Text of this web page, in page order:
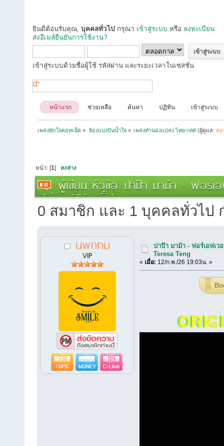
ยินดีต้อนรับคุณ, บุคคลทั่วไป กรุณา เข้าสู่ระบบ หรือ ลงทะเบียน
ส่งอีเมล์ยืนยันการใช้งาน?
เข้าสู่ระบบด้วยชื่อผู้ใช้ รหัสผ่าน และระยะเวลาในเซสชั่น
หน้าแรก ช่วยเหลือ ค้นหา ปฏิทิน เข้าสู่ระบบ
เพลงพักใจดอทเน็ต » ห้องแบ่งปันน้ำใจ» เพลงทำนองแปลง ไทย-เทศ (ผู้ดูแล:สอ
หน้า: [1] ลงล่าง
ผู้เขียน หัวข้อ: ปาป๊า มาม้า - ฟอร์เ
(อ่าน 696 ครั้ง)
0 สมาชิก และ 1 บุคคลทั่วไป
นพกทม
VIP
731 119
ปาป๊า มาม้า - ฟอร์เอฟเว
Teresa Teng
« เมื่อ: 12/ก.พ./26 19:03น. »